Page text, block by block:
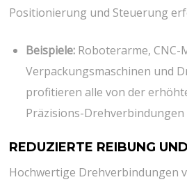
Positionierung und Steuerung
Beispiele: Roboterarme, CNC-
Verpackungsmaschinen und
profitieren alle von der
Präzisions-Drehverbindungen
REDUZIERTE REIBUNG UND
Hochwertige Drehverbindungen